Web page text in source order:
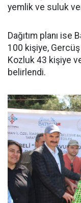
yemlik ve suluk
Dağıtım planı
100 kişiye,
Kozluk 43 kişiye
belirlendi.